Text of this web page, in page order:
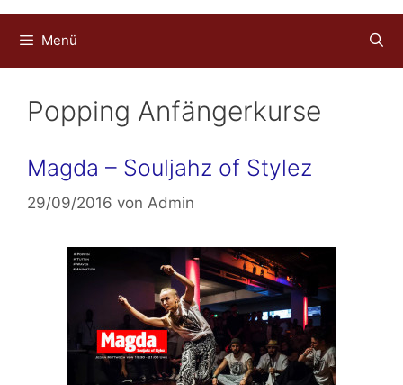
Menü
Popping Anfängerkurse
Magda – Souljahz of Stylez
29/09/2016 von Admin